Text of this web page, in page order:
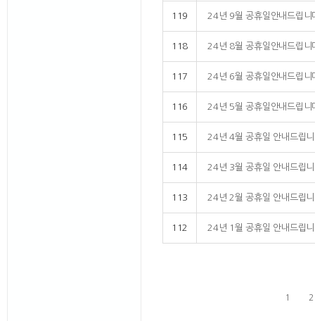
119 24년 9월 공휴일안내드립니
118 24년 8월 공휴일안내드립니
117 24년 6월 공휴일안내드립니
116 24년 5월 공휴일안내드립니
115 24년 4월 공휴일 안내드립
114 24년 3월 공휴일 안내드립
113 24년 2월 공휴일 안내드립
112 24년 1월 공휴일 안내드립
1 2